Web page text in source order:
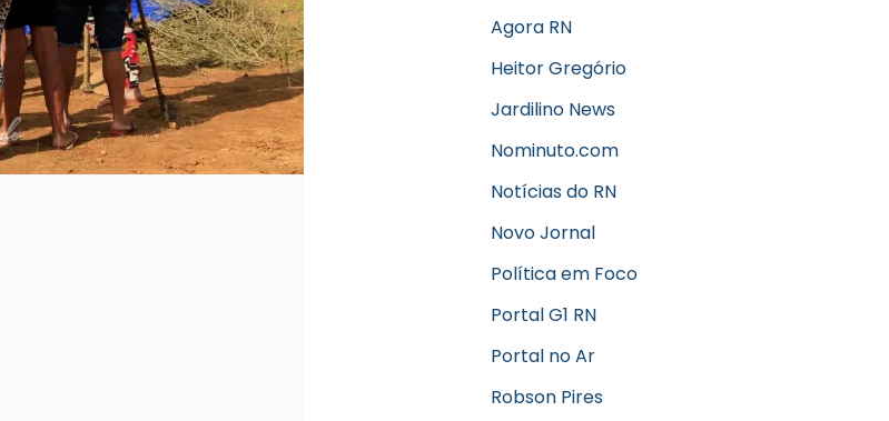
Agora RN
Heitor Gregório
Jardilino News
Nominuto.com
Notícias do RN
Novo Jornal
Política em Foco
Portal G1 RN
Portal no Ar
Robson Pires